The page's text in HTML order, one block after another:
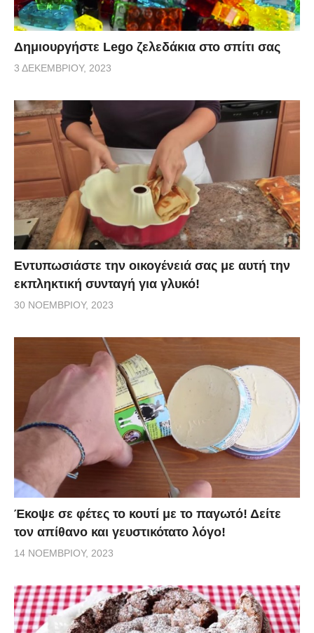
Δημιουργήστε Lego ζελεδάκια στο σπίτι σας
3 ΔΕΚΕΜΒΡΊΟΥ, 2023
Εντυπωσιάστε την οικογένειά σας με αυτή την
εκπληκτική συνταγή για γλυκό!
30 ΝΟΕΜΒΡΊΟΥ, 2023
Έκοψε σε φέτες το κουτί με το παγωτό! Δείτε
τον απίθανο και γευστικότατο λόγο!
14 ΝΟΕΜΒΡΊΟΥ, 2023